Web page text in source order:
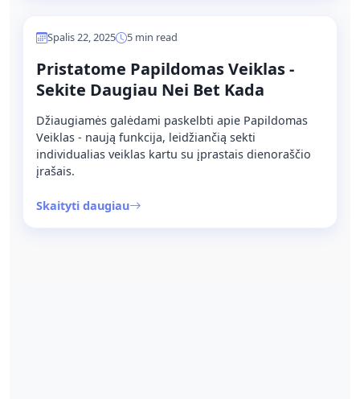
Spalis 22, 2025 5 min read
Pristatome Papildomas Veiklas -
Sekite Daugiau Nei Bet Kada
Džiaugiamės galėdami paskelbti apie Papildomas
Veiklas - naują funkcija, leidžiančią sekti
individualias veiklas kartu su įprastais dienoraščio
įrašais.
Skaityti daugiau